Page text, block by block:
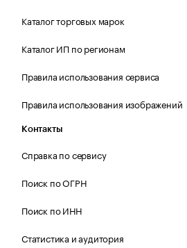
Каталог торговых марок
Каталог ИП по регионам
Правила использования сервиса
Правила использования изображений
Контакты
Справка по сервису
Поиск по ОГРН
Поиск по ИНН
Статистика и аудитория